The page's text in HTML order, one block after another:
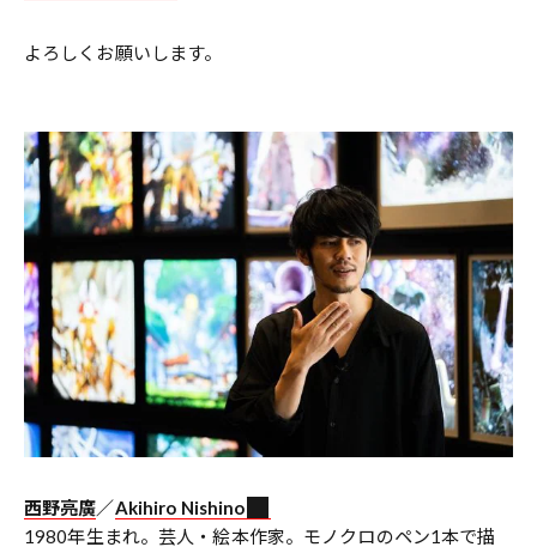
よろしくお願いします。
西野亮廣／Akihiro Nishino
1980年生まれ。芸人・絵本作家。モノクロのペン1本で描